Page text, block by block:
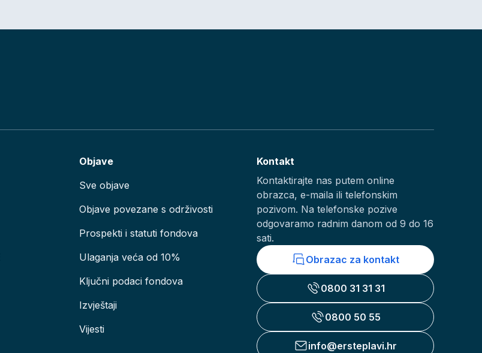
Objave
Sve objave
Objave povezane s održivosti
Prospekti i statuti fondova
Ulaganja veća od 10%
Ključni podaci fondova
Izvještaji
Vijesti
Kontakt
Kontaktirajte nas putem online
obrazca, e-maila ili telefonskim
pozivom. Na telefonske pozive
odgovaramo radnim danom od 9 do 16
sati.
Obrazac za kontakt
0800 31 31 31
0800 50 55
info@ersteplavi.hr